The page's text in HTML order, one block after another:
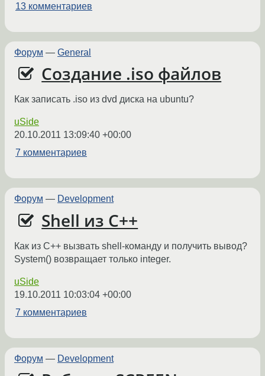
13 комментариев
Форум — General
Создание .iso файлов
Как записать .iso из dvd диска на ubuntu?
uSide
20.10.2011 13:09:40 +00:00
7 комментариев
Форум — Development
Shell из С++
Как из С++ вызвать shell-команду и получить вывод?
System() возвращает только integer.
uSide
19.10.2011 10:03:04 +00:00
7 комментариев
Форум — Development